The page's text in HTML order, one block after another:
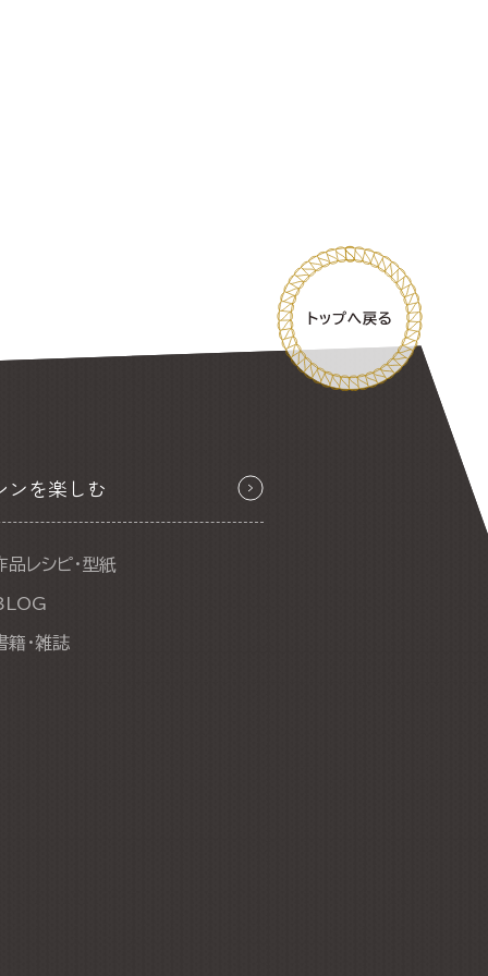
ンを楽しむ
品レシピ・型紙
籍・雑誌